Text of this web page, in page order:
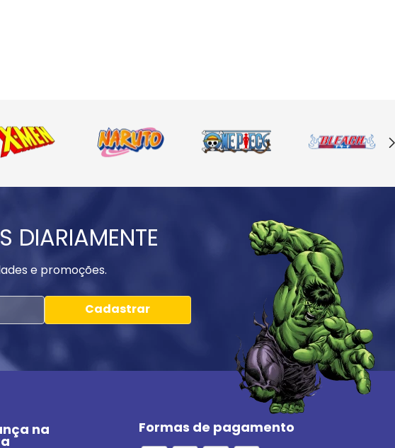
DIARIAMENTE
e promoções.
Cadastrar
na Formas de pagamento